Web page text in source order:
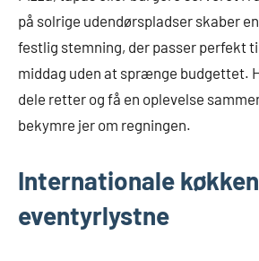
på solrige udendørspladser skaber
festlig stemning, der passer perfekt
middag uden at sprænge budgettet.
dele retter og få en oplevelse
bekymre jer om regningen.
Internationale
eventyrlystne